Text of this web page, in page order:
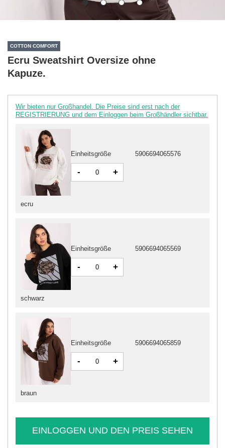
COTTON COMFORT
Ecru Sweatshirt Oversize ohne
Kapuze.
Wir bieten nur Großhandel. Die Preise sind erst nach der
REGISTRIERUNG und dem Einloggen beim Großhändler sichtbar.
schwarz
Einheitsgröße 5906694065569
- +
ecru
Einheitsgröße 5906694065576
- +
braun
Einheitsgröße 5906694065859
- +
EINLOGGEN UND DEN PREIS SEHEN